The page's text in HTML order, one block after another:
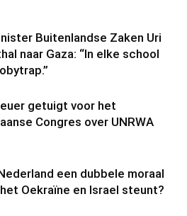
Buitenlandse Zaken Uri
naar Gaza: “In elke school
getuigt voor het
Congres over UNRWA
een dubbele moraal
Oekraïne en Israel steunt?